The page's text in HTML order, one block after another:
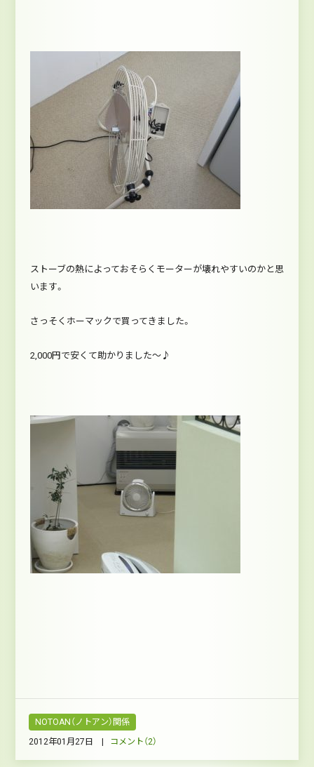
ストーブの熱によっておそらくモーターが壊れやすいのかと思
います。
さっそくホーマックで買ってきました。
2,000円で安くて助かりました～♪
NOTOAN（ノトアン）関係
2012年01月27日 | コメント（2）